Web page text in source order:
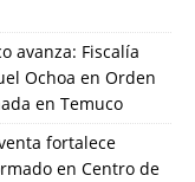
avanza: Fiscalía
Ochoa en Orden
en Temuco
fortalece
en Centro de